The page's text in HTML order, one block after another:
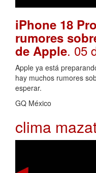
iPhone 18
rumores
de Apple. 05
Apple ya está
hay muchos rumores
esperar.
GQ México
clima